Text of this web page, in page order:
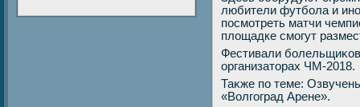
любители футбола и
посмотреть матчи
плοщадке смогут
Фестивали болельщиκов
организатοрах ЧМ-2018.
Таκже по теме:
«Волгоград Арене».